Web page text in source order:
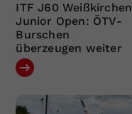
ITF J60 Weißkirchen
Junior Open: ÖTV-
Burschen
überzeugen weiter